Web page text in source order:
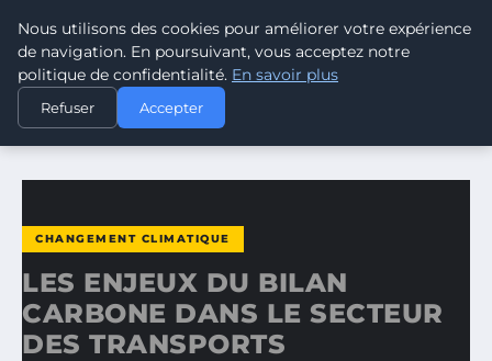
CLIMATE RESPONSE BLOG
ACCUEIL
CHANGEMENT CLIMATIQUE
LES ENJEUX DU BILAN CARBONE DANS LE SECTEUR DES…
CHANGEMENT CLIMATIQUE
LES ENJEUX DU BILAN
CARBONE DANS LE SECTEUR
DES TRANSPORTS
Nous utilisons des cookies pour améliorer votre expérience
de navigation. En poursuivant, vous acceptez notre
politique de confidentialité. En savoir plus
Refuser Accepter